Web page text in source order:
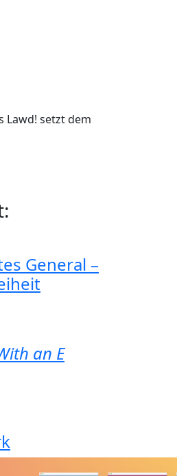
Lawd! setzt dem
General –
an E